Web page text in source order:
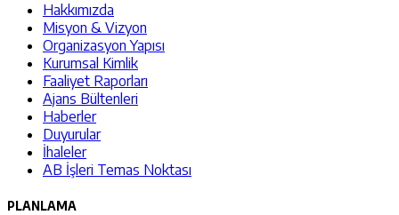
Hakkımızda
Misyon & Vizyon
Organizasyon Yapısı
Kurumsal Kimlik
Faaliyet Raporları
Ajans Bültenleri
Haberler
Duyurular
İhaleler
AB İşleri Temas Noktası
PLANLAMA